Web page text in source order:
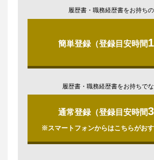
履歴書・職務経歴書をお持ち
簡単登録（登録目安時間1
履歴書・職務経歴書をお持ちで
通常登録（登録目安時間3
※スマートフォンからはこちらがおす